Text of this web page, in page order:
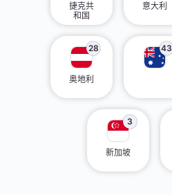
捷克共
和国
意大利
28
奥地利
43
3
新加坡